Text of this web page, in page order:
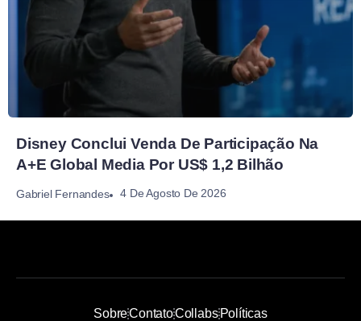
Disney Conclui Venda De Participação Na
A+E Global Media Por US$ 1,2 Bilhão
Gabriel Fernandes 4 De Agosto De 2026
SobreContatoCollabsPolíticas